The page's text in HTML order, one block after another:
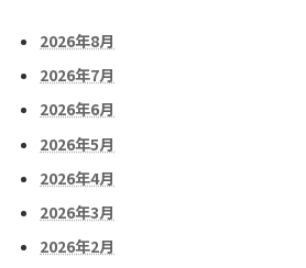
2026年8月
2026年7月
2026年6月
2026年5月
2026年4月
2026年3月
2026年2月